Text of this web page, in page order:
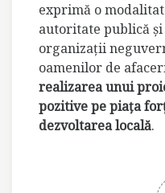
exprimă o
autoritate publică
organizaţii
oamenilor de
realizarea unui
pozitive pe piaţa
dezvoltarea locală.